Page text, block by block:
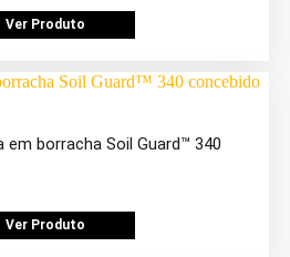
Ver Produto
em borracha Soil Guard™ 340
Ver Produto